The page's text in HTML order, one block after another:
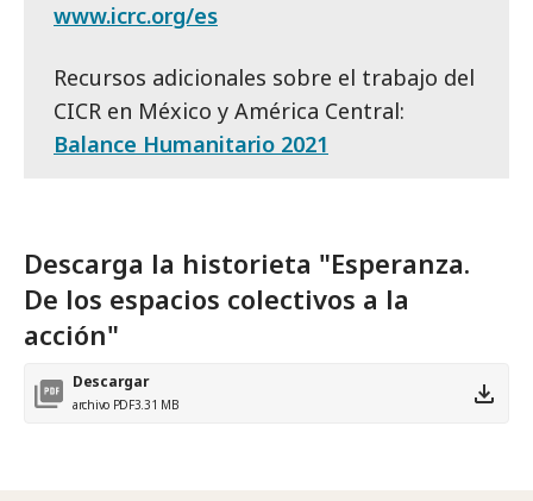
www.icrc.org/es
Recursos adicionales sobre el trabajo del
CICR en México y América Central:
Balance Humanitario 2021
Descarga la historieta "Esperanza.
De los espacios colectivos a la
acción"
Descargar
archivo PDF3.31 MB